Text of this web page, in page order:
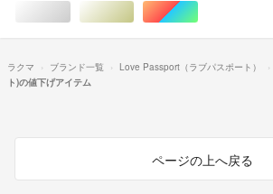
シルバー/銀色系ゴールド/金色系マルチカラー
ラクマ ブランド一覧 Love Passport（ラブパスポート）
ト)の値下げアイテム
ページの上へ戻る